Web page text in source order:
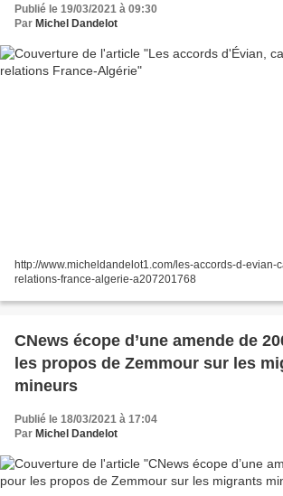
Publié le 19/03/2021 à 09:30
Par Michel Dandelot
http://www.micheldandelot1.com/les-accords-d-evian-
relations-france-algerie-a207201768
CNews écope d’une amende de
les propos de Zemmour sur les
mineurs
Publié le 18/03/2021 à 17:04
Par Michel Dandelot